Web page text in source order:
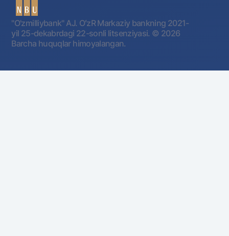
"O'zmilliybank" AJ. OʻzR Markaziy bankning 2021-
yil 25-dekabrdagi 22-sonli litsenziyasi. © 2026
Barcha huquqlar himoyalangan.